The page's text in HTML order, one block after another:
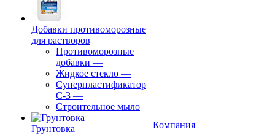
Добавки противоморозные
для растворов
Противоморозные
добавки —
Жидкое стекло —
Суперпластификатор
С-3 —
Строительное мыло
Грунтовка
Компания